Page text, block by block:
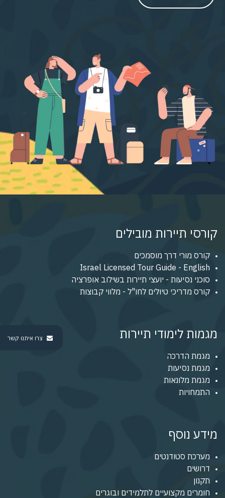
צרו איתנו קשר
קורסי תיירות מובילים
קורס מורי דרך מוסמכים
Israel Licensed Tour Guide - English
סוכני נסיעות - יועצי תיירות בשילוב אופרציה
קורס מדריכי טיולים לחו"ל - מלווי קבוצות
מגמות לימודי תיירות
מגמת הדרכה
מגמת נסיעות
מגמת מלונאות
התמחויות
מידע נוסף
מערכת סטודנטים
דרושים
תקנון
חומרים מקצועיים לתלמידים ובוגרים